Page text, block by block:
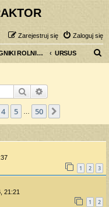
Zaloguj się
Zarejestruj się
CIĄGNIKI ROLNICZE URSUS
Szukaj
4 5 50
1 2 3
21:21
1 2